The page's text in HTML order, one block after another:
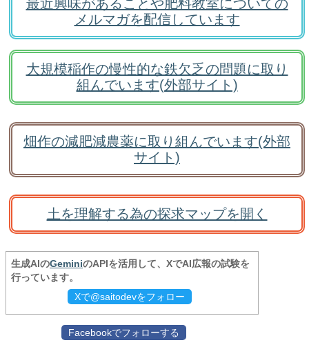
最近興味があることや肥料教室についての
メルマガを配信しています
大規模稲作の慢性的な鉄欠乏の問題に取り
組んでいます(外部サイト)
畑作の減肥減農薬に取り組んでいます(外部
サイト)
土を理解する為の探求マップを開く
生成AIのGeminiのAPIを活用して、XでAI広報の試験を
行っています。
Xで@saitodevをフォロー
Facebookでフォローする